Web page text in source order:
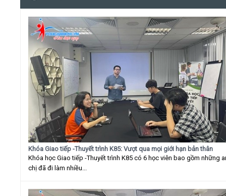
Khóa Giao tiếp -Thuyết trình K85: Vượt qua mọi giới hạn bản thân
Khóa học Giao tiếp -Thuyết trình K85 có 6 học viên bao gồm những
chị đã đi làm nhiều...